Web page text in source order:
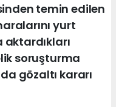
temin edilen
yurt
soruşturma
gözaltı kararı